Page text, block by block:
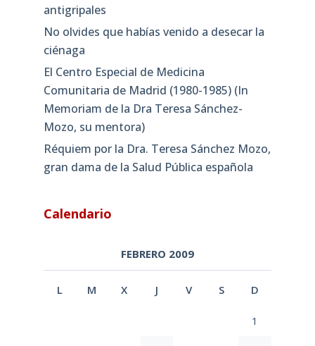
antigripales
No olvides que habías venido a desecar la
ciénaga
El Centro Especial de Medicina
Comunitaria de Madrid (1980-1985) (In
Memoriam de la Dra Teresa Sánchez-
Mozo, su mentora)
Réquiem por la Dra. Teresa Sánchez Mozo,
gran dama de la Salud Pública española
Calendario
FEBRERO 2009
L M X J V S D
1